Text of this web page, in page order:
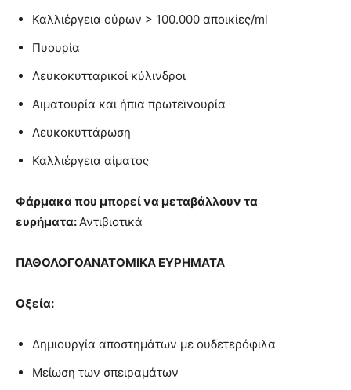
Καλλιέργεια ούρων > 100.000 αποικίες/ml
Πυουρία
Λευκοκυτταρικοί κύλινδροι
Αιματουρία και ήπια πρωτεϊνουρία
Λευκοκυττάρωση
Καλλιέργεια αίματος
Φάρμακα που μπορεί να μεταβάλλουν τα
ευρήματα: Αντιβιοτικά
ΠΑΘΟΛΟΓΟΑΝΑΤΟΜΙΚΑ ΕΥΡΗΜΑΤΑ
Οξεία:
Δημιουργία αποστημάτων με ουδετερόφιλα
Μείωση των σπειραμάτων